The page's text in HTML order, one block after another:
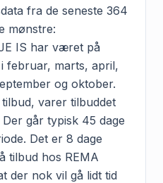
fra de seneste 364
mønstre:
IS har været på
februar, marts, april,
og oktober.
varer tilbuddet
går typisk 45 dage
Det er 8 dage
tilbud hos REMA
der nok vil gå lidt tid